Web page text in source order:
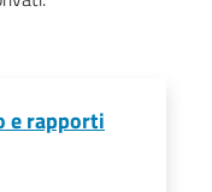
e rapporti